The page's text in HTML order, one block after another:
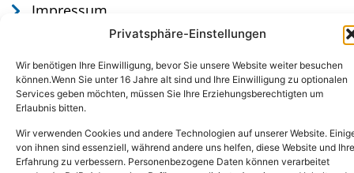
Privatsphäre-Einstellungen
Wir benötigen Ihre Einwilligung, bevor Sie unsere Website weiter besuchen
können.Wenn Sie unter 16 Jahre alt sind und Ihre Einwilligung zu optionalen
Services geben möchten, müssen Sie Ihre Erziehungsberechtigten um
Erlaubnis bitten.
Wir verwenden Cookies und andere Technologien auf unserer Website.
von ihnen sind essenziell, während andere uns helfen, diese Website und Ihre
Erfahrung zu verbessern. Personenbezogene Daten können verarbeitet
Impressum
Datenschutz